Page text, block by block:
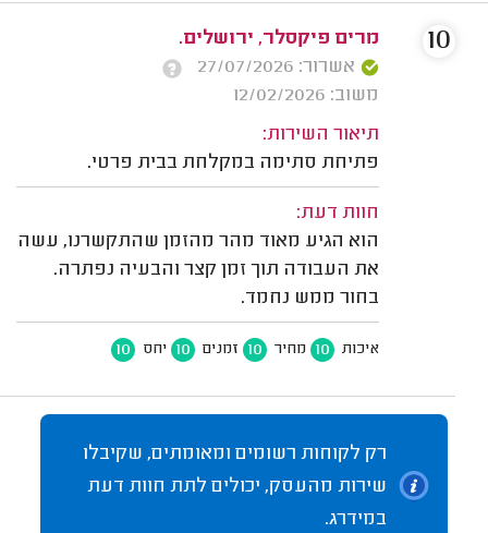
מרים פיקסלר, ירושלים.
אשרור: 27/07/2026
משוב: 12/02/2026
תיאור השירות:
פתיחת סתימה במקלחת בבית פרטי.
חוות דעת:
הוא הגיע מאוד מהר מהזמן שהתקשרנו, עשה
את העבודה תוך זמן קצר והבעיה נפתרה.
בחור ממש נחמד.
איכות 10 מחיר 10 זמנים 10 יחס 10
10
רק לקוחות רשומים ומאומתים, שקיבלו
שירות מהעסק, יכולים לתת חוות דעת
במידרג.